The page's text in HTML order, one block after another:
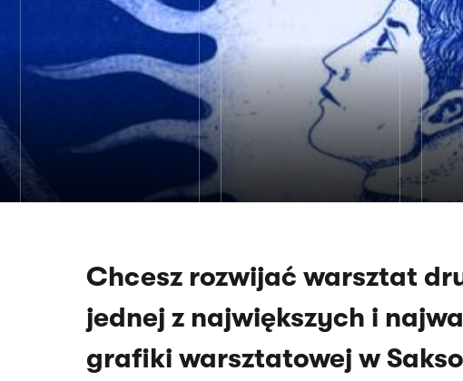
Chcesz rozwijać warsztat
jednej z największych i
grafiki warsztatowej w